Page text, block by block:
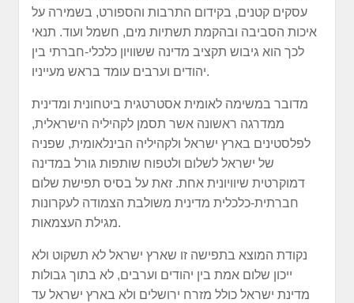
עסקים קטנים, בקידום התרבות והספורט, בשמירה על
איכות הסביבה ובהקמת תשתיות מים, חשמל ועוד. תנאי
לכך הוא גיבוש תקציב מדינה ששוויון כלכלי-חברתי בין
יהודים וערבים עומד בראש מעייניו.
מדובר במשימה לאומית אסטרטגית ביטחונית ומדינית
ממדרגה ראשונה אשר תסמן לקהיליה הישראלית,
לפלסטינים בארץ ישראל ולקהיליה הבינלאומית, שפניה
של ישראל לשלום ולטפוח שותפות גורל במדינה
דמוקרטית שיוויונית אחת. זאת על בסיס תפישת שלום
חברתית-כלכלית מדינית משולבת הצמודה לעקרונות
מגילת העצמאות.
נקודת המוצא בתפישה זו שארץ ישראל לא תשקוט ולא
ייכון שלום אמת בין יהודים וערבים, לא בתוך גבולות
מדינת ישראל כולל מזרח ירושלים ולא בארץ ישראל עד